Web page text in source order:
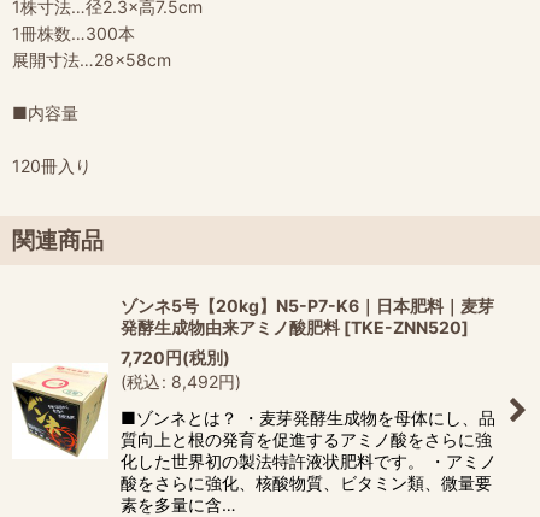
1株寸法…径2.3×高7.5cm
1冊株数…300本
展開寸法…28×58cm
■内容量
120冊入り
関連商品
ゾンネ5号【20kg】N5-P7-K6｜日本肥料｜麦芽
発酵生成物由来アミノ酸肥料 [TKE-ZNN520]
7,720円(税別)
(税込: 8,492円)
■ゾンネとは？ ・麦芽発酵生成物を母体にし、品
質向上と根の発育を促進するアミノ酸をさらに強
化した世界初の製法特許液状肥料です。 ・アミノ
酸をさらに強化、核酸物質、ビタミン類、微量要
素を多量に含…